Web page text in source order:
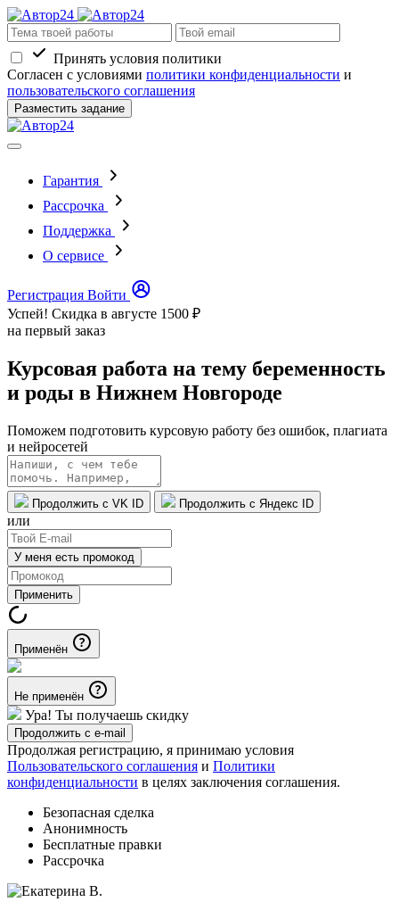
Принять условия политики
Согласен с условиями политики конфиденциальности и
пользовательского соглашения
Разместить задание
Гарантия
Рассрочка
Поддержка
О сервисе
Регистрация Войти
Успей! Скидка в августе 1500 ₽
на первый заказ
Курсовая работа на тему беременность
и роды в Нижнем Новгороде
Поможем подготовить курсовую работу без ошибок, плагиата
и нейросетей
Продолжить с VK ID Продолжить с Яндекс ID
или
У меня есть промокод
Применить
Применён
Не применён
Ура! Ты получаешь скидку
Продолжить с e-mail
Продолжая регистрацию, я принимаю условия
Пользовательского соглашения и Политики
конфиденциальности в целях заключения соглашения.
Безопасная сделка
Анонимность
Бесплатные правки
Рассрочка